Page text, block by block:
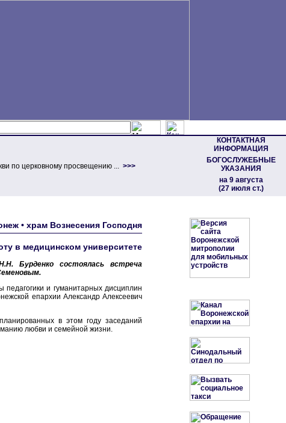
КОНТАКТНАЯ
ИНФОРМАЦИЯ
БОГОСЛУЖЕБНЫЕ
УКАЗАНИЯ
на 9 августа
(27 июля ст.)
по церковному просвещению ... >>>
• храм Вознесения Господня
в медицинском университете
Бурденко состоялась встреча
и гуманитарных дисциплин
епархии Александр Алексеевич
в этом году заседаний
любви и семейной жизни.